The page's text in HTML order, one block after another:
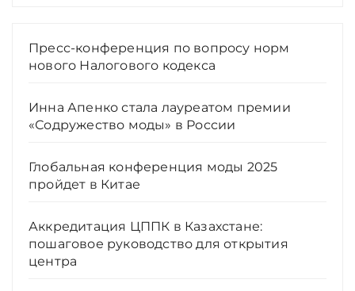
Пресс-конференция по вопросу норм
нового Налогового кодекса
Инна Апенко стала лауреатом премии
«Содружество моды» в России
Глобальная конференция моды 2025
пройдет в Китае
Аккредитация ЦППК в Казахстане:
пошаговое руководство для открытия
центра